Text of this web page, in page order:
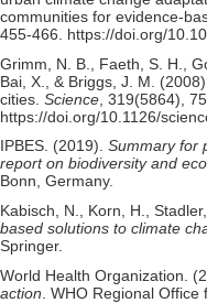
communities for evidence-
455-466. https://doi.org/
Grimm, N. B., Faeth, S. H.,
Bai, X., & Briggs, J. M.
cities. Science , 319(5864),
https://doi.org/10.1126/
IPBES. (2019). Summary for
report on biodiversity and
Bonn, Germany.
Kabisch, N., Korn, H.,
based solutions to climate
Springer.
World Health Organization.
action . WHO Regional Office